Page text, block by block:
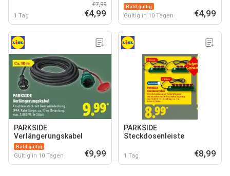
1 Tag
€7,99
€4,99
Bald gültig
Gültig in 10 Tagen €4,99
PARKSIDE
Verlängerungskabel
Bald gültig
Gültig in 10 Tagen €9,99
PARKSIDE
Steckdosenleiste
1 Tag €8,99